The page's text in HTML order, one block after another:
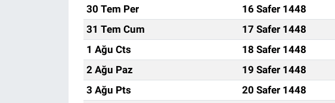
30 Tem Per
16 Safer 1448
31 Tem Cum
17 Safer 1448
1 Ağu Cts
18 Safer 1448
2 Ağu Paz
19 Safer 1448
3 Ağu Pts
20 Safer 1448